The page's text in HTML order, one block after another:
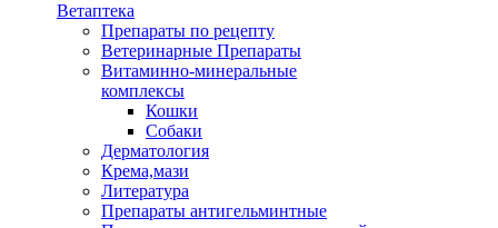
Ветаптека
Препараты по рецепту
Ветеринарные Препараты
Витаминно-минеральные
комплексы
Кошки
Собаки
Дерматология
Крема,мази
Литература
Препараты антигельминтные